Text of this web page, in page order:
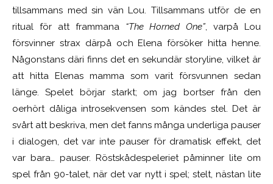
tillsammans med sin vän Lou. Tillsammans utför de en
ritual för att frammana “The Horned One”, varpå Lou
försvinner strax därpå och Elena försöker hitta henne.
Någonstans däri finns det en sekundär storyline, vilket är
att hitta Elenas mamma som varit försvunnen sedan
länge. Spelet börjar starkt; om jag bortser från den
oerhört dåliga introsekvensen som kändes stel. Det är
svårt att beskriva, men det fanns många underliga pauser
i dialogen, det var inte pauser för dramatisk effekt, det
var bara… pauser. Röstskådespeleriet påminner lite om
spel från 90-talet, när det var nytt i spel; stelt, nästan lite